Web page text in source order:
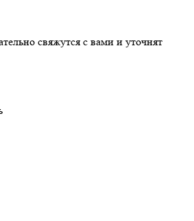
свяжутся с вами и уточнят